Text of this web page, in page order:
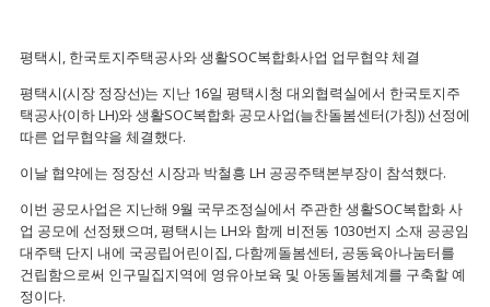
평택시, 한국토지주택공사와 생활SOC복합화사업 업무협약 체결
평택시(시장 정장선)는 지난 16일 평택시청 대외협력실에서 한국토지주
택공사(이하 LH)와 생활SOC복합화 공모사업(늘찬돌봄센터(가칭)) 선정에
따른 업무협약을 체결했다.
이날 협약에는 정장선 시장과 박철흥 LH 공공주택본부장이 참석했다.
이번 공모사업은 지난해 9월 국무조정실에서 주관한 생활SOC복합화 사
업 공모에 선정됐으며, 평택시는 LH와 함께 비전동 1030번지 소재 공공임
대주택 단지 내에 국공립어린이집, 다함께돌봄센터, 공동육아나눔터를
건립함으로써 인구밀집지역에 영유아보육 및 아동돌봄체계를 구축할 예
정이다.